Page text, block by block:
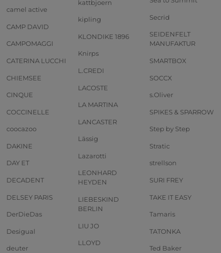
camel active
CAMP DAVID
CAMPOMAGGI
CATERINA LUCCHI
CHIEMSEE
CINQUE
COCCINELLE
coocazoo
DAKINE
DAY ET
DECADENT
DELSEY PARIS
DerDieDas
Desigual
deuter
kattbjoern
kipling
KLONDIKE 1896
Knirps
L.CREDI
LACOSTE
LA MARTINA
LANCASTER
Lässig
Lazarotti
LEONHARD
HEYDEN
LIEBESKIND
BERLIN
LIU JO
LLOYD
Secrid
SEIDENFELT
MANUFAKTUR
SMARTBOX
SOCCX
s.Oliver
SPIKES & SPARROW
Step by Step
Stratic
strellson
SURI FREY
TAKE IT EASY
Tamaris
TATONKA
Ted Baker